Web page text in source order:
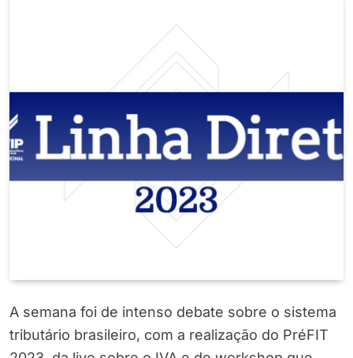
A semana foi de intenso debate sobre o sistema
tributário brasileiro, com a realização do PréFIT